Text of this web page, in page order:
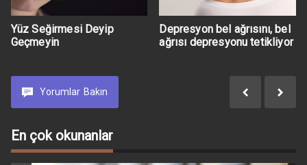
Yüz Seğirmesi Deyip
Geçmeyin
Depresyon bel ağrısını, bel
ağrısı depresyonu tetikliyor
Yorumlar Bakın
En çok okunanlar